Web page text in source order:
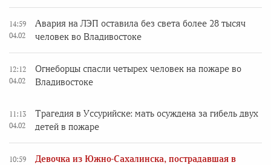
14:59
04.02
Авария на ЛЭП оставила без света более 28 тысяч
человек во Владивостоке
12:12
04.02
Огнеборцы спасли четырех человек на пожаре во
Владивостоке
11:13
04.02
Трагедия в Уссурийске: мать осуждена за гибель двух
детей в пожаре
10:59
Девочка из Южно-Сахалинска, пострадавшая в